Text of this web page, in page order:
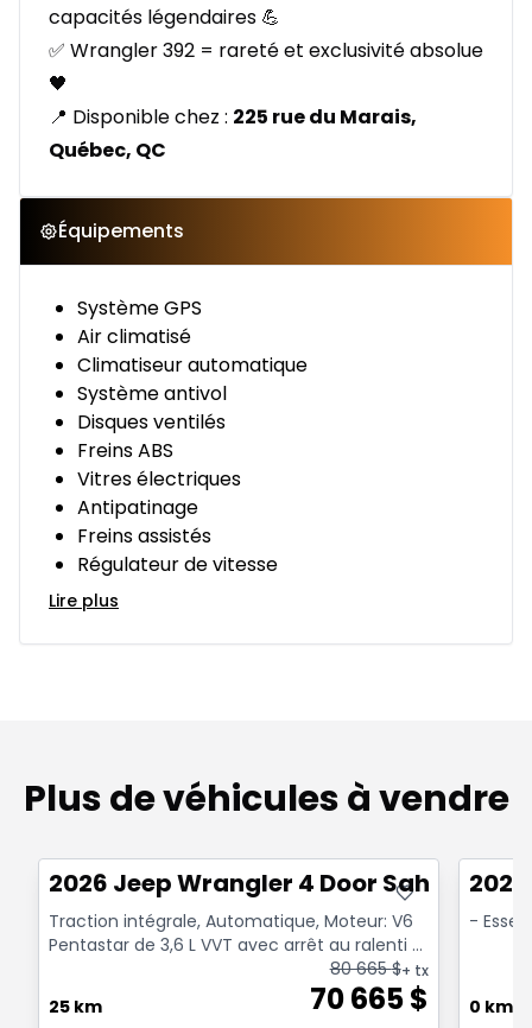
capacités légendaires 💪
✅ Wrangler 392 = rareté et exclusivité absolue
🖤
📍 Disponible chez : 225 rue du Marais,
Québec, QC
Équipements
Système GPS
Air climatisé
Climatiseur automatique
Système antivol
Disques ventilés
Freins ABS
Vitres électriques
Antipatinage
Freins assistés
Régulateur de vitesse
Lire plus
Plus de véhicules à vendre
2026 Jeep Wrangler 4 Door Sahara
Traction intégrale, Automatique, Moteur: V6
Pentastar de 3,6 L VVT avec arrêt au ralenti -
25 km
70 665$
80 665$+ tx
-
0 km